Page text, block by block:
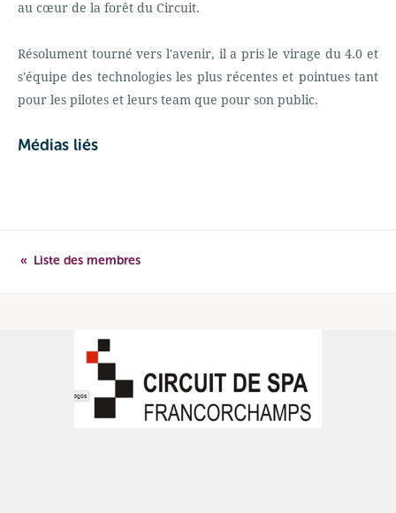
au cœur de la forêt du Circuit.
Résolument tourné vers l'avenir, il a pris le virage du 4.0 et
s'équipe des technologies les plus récentes et pointues tant
pour les pilotes et leurs team que pour son public.
Médias liés
Liste des membres